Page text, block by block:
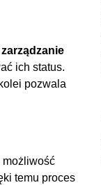
zarządzanie
ich status.
pozwala
możliwość
temu proces